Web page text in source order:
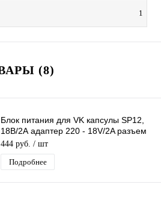
1
(8)
Блок питания для VK капсулы SP12,
18В/2А адаптер 220 - 18V/2A разъем
3,5*1,35, кабель 1,5м (черный)
444 руб. / шт
Подробнее